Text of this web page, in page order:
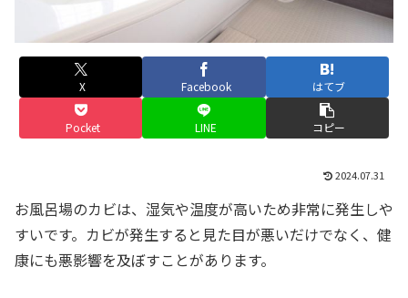
X Facebook はてブ
Pocket LINE コピー
2024.07.31
お風呂場のカビは、湿気や温度が高いため非常に発生しや
すいです。カビが発生すると見た目が悪いだけでなく、健
康にも悪影響を及ぼすことがあります。